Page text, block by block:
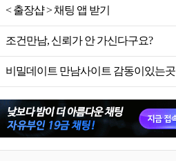
< 출장샵 > 채팅 앱 받기
조건만남, 신뢰가 안 가신다구요?
비밀데이트 만남사이트 감동이있는곳